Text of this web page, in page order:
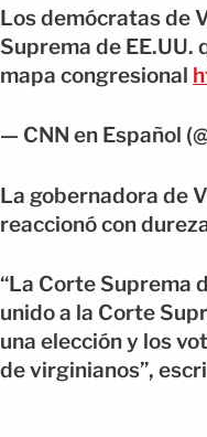
Los demócratas de
Suprema de EE.UU.
mapa congresional
— CNN en Español
La gobernadora de
reaccionó con
“La Corte Suprema
unido a la Corte
una elección y los
de virginianos”,